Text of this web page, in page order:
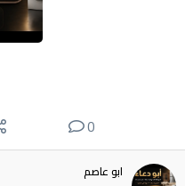
0
ابو عاصم